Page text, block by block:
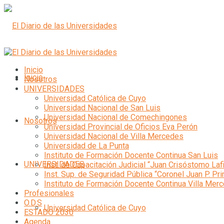
Inicio
Nosotros
UNIVERSIDADES
Universidad Católica de Cuyo
Inicio
Nosotros
UNIVERSIDADES
Universidad Católica de Cuyo
Universidad Nacional de San Luis
Universidad Nacional de Comechingones
Universidad Provincial de Oficios Eva Perón
Universidad Nacional de Villa Mercedes
Universidad de La Punta
Instituto de Formación Docente Continua San Luis
Inst. de Capacitación Judicial “Juan Crisóstomo
Inst. Sup. de Seguridad Pública “Coronel Juan P.
Instituto de Formación Docente Continua Villa
Profesionales
O.D.S
ESTADO 2030
Agenda